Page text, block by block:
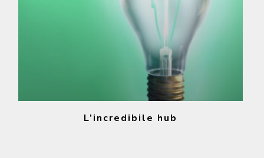
L’incredibile hub